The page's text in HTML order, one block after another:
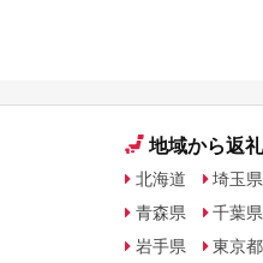
地域から返
北海道
青森県
岩手県
埼玉県
千葉県
東京都